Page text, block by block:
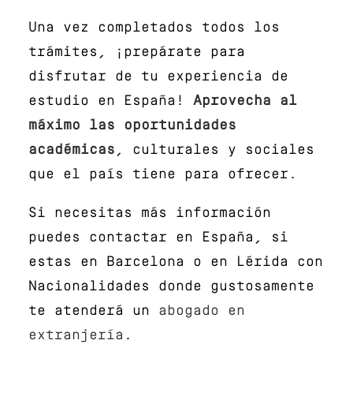
Una vez completados todos los
trámites, ¡prepárate para
disfrutar de tu experiencia de
estudio en España! Aprovecha al
máximo las oportunidades
académicas , culturales y sociales
que el país tiene para ofrecer.
Si necesitas más información
puedes contactar en España, si
estas en Barcelona o en Lérida con
Nacionalidades donde gustosamente
te atenderá un abogado en
extranjería .